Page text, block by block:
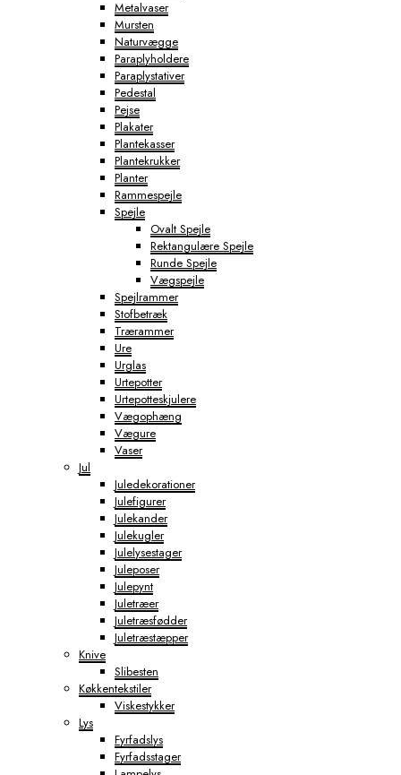
Metalvaser
Mursten
Naturvægge
Paraplyholdere
Paraplystativer
Pedestal
Pejse
Plakater
Plantekasser
Plantekrukker
Planter
Rammespejle
Spejle
Ovalt Spejle
Rektangulære Spejle
Runde Spejle
Vægspejle
Spejlrammer
Stofbetræk
Trærammer
Ure
Urglas
Urtepotter
Urtepotteskjulere
Vægophæng
Vægure
Vaser
Jul
Juledekorationer
Julefigurer
Julekander
Julekugler
Julelysestager
Juleposer
Julepynt
Juletræer
Juletræsfødder
Juletræstæpper
Knive
Slibesten
Køkkentekstiler
Viskestykker
Lys
Fyrfadslys
Fyrfadsstager